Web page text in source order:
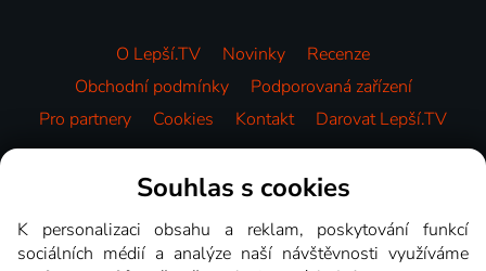
O Lepší.TV Novinky
Recenze
Obchodní podmínky
Podporovaná zařízení
Pro partnery
Cookies Kontakt Darovat Lepší.TV
Videotéka
Souhlas s cookies
K personalizaci obsahu a reklam, poskytování funkcí
sociálních médií a analýze naší návštěvnosti využíváme